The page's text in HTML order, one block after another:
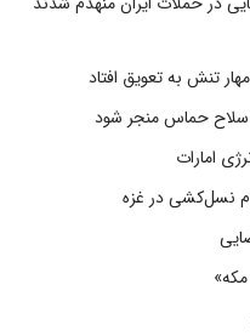
تنش به تعویق افتاد
سلاح حماس منجر شود
امارات
نسل‌کشی در غزه
مکه»